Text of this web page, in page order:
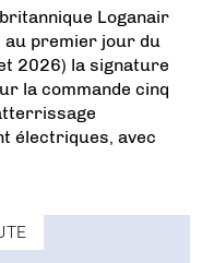
Loganair
au premier jour du
2026) la signature
la commande cinq
électriques, avec